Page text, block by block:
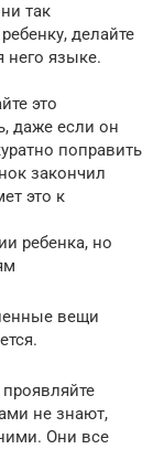
так
делайте
него языке.
это
даже если он
поправить
закончил
это к
ребенка, но
вещи
не знают,
Они все